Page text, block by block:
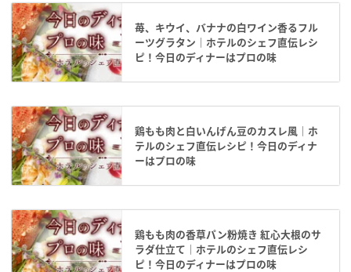
苺、キウイ、バナナの白ワイン香るフル
ーツグラタン｜ホテルのシェフ直伝レシ
ピ！今日のディナーはプロの味
鶏もも肉と白いんげん豆のカスレ風｜ホ
テルのシェフ直伝レシピ！今日のディナ
ーはプロの味
鶏もも肉の香草パン粉焼き 紅心大根のサ
ラダ仕立て｜ホテルのシェフ直伝レシ
ピ！今日のディナーはプロの味